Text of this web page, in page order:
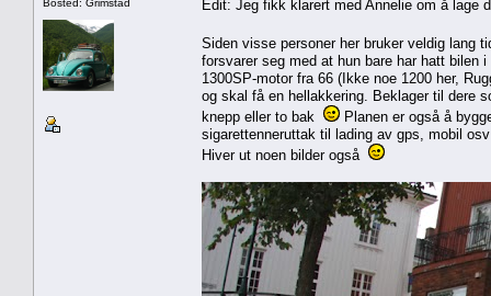
Bosted: Grimstad
Edit: Jeg fikk klarert med Annelie om å lage
Siden visse personer her bruker veldig lang
forsvarer seg med at hun bare har hatt bilen
1300SP-motor fra 66 (Ikke noe 1200 her,
og skal få en hellakkering. Beklager til dere
knepp eller to bak
Planen er også å
sigarettenneruttak til lading av gps, mobil
Hiver ut noen bilder også